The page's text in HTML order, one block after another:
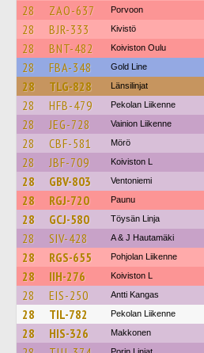
28 ZAO-637 Porvoon
28 BJR-333 Kivistö
28 BNT-482 Koiviston Oulu
28 FBA-348 Gold Line
28 TLG-828 Länsilinjat
28 HFB-479 Pekolan Liikenne
28 JEG-728 Vainion Liikenne
28 CBF-581 Mörö
28 JBF-709 Koiviston L
28 GBV-803 Ventoniemi
28 RGJ-720 Paunu
28 GCJ-580 Töysän Linja
28 SIV-428 A & J Hautamäki
28 RGS-655 Pohjolan Liikenne
28 IIH-276 Koiviston L
28 EIS-250 Antti Kangas
28 TIL-782 Pekolan Liikenne
28 HIS-326 Makkonen